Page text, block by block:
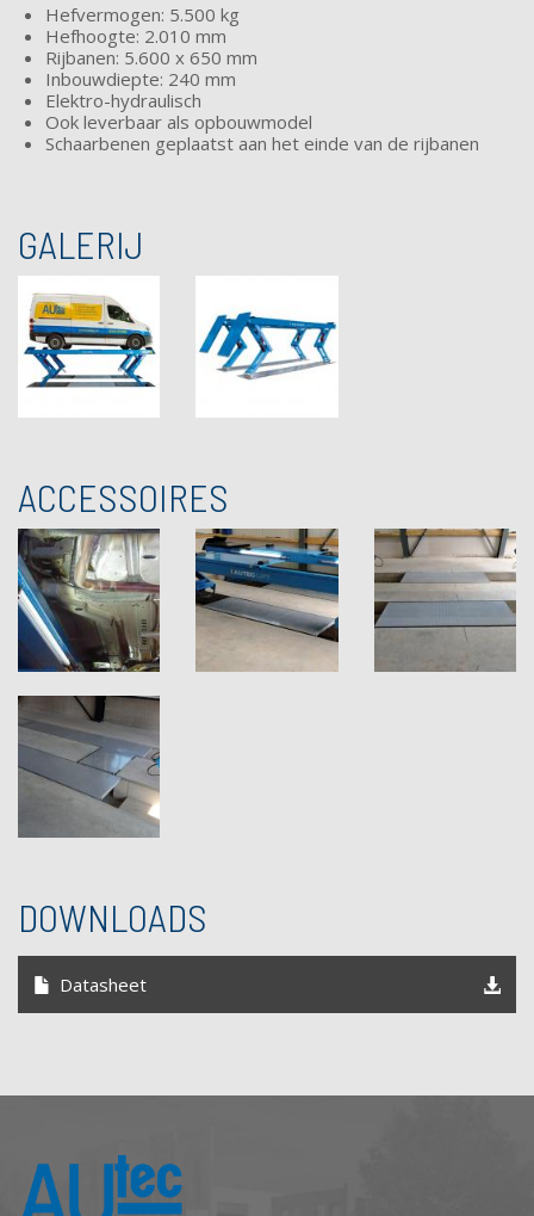
Hefvermogen: 5.500 kg
Hefhoogte: 2.010 mm
Rijbanen: 5.600 x 650 mm
Inbouwdiepte: 240 mm
Elektro-hydraulisch
Ook leverbaar als opbouwmodel
Schaarbenen geplaatst aan het einde van de rijbanen
GALERIJ
ACCESSOIRES
DOWNLOADS
Datasheet